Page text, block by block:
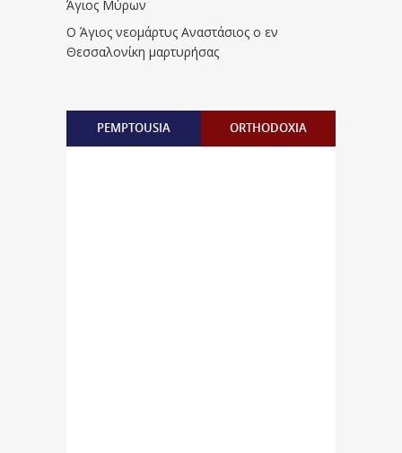
Άγιος Μύρων
Ο Άγιος νεομάρτυς Αναστάσιος ο εν
Θεσσαλονίκη μαρτυρήσας
PEMPTOUSIA ORTHODOXIA